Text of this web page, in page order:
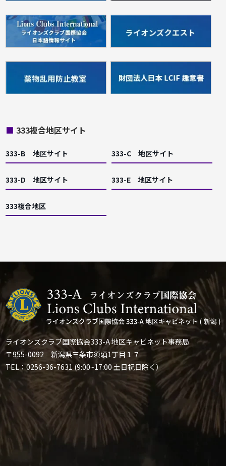
■ 333複合地区サイト
333-B 地区サイト 333-C 地区サイト
333-D 地区サイト 333-E 地区サイト
333複合地区
ライオンズクラブ国際協会333-A 地区キャビネット事務局
〒955-0092 新潟県三条市須頃1丁目１７
TEL：0256-36-7631 (9:00~17:00 土日祝日除く）